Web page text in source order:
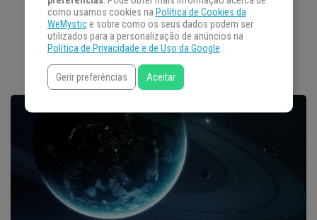
Passado, presente e futuro: uma ilusão em nossas vidas!
Neste episódio intrigante do podcast […]
como usamos cookies na Política de Cookies da
WeMystice sobre como os seus dados podem ser
utilizados para a personalização de anúncios na
Política de Privacidade e de Uso da Google.
Gerir preferências Aceitar